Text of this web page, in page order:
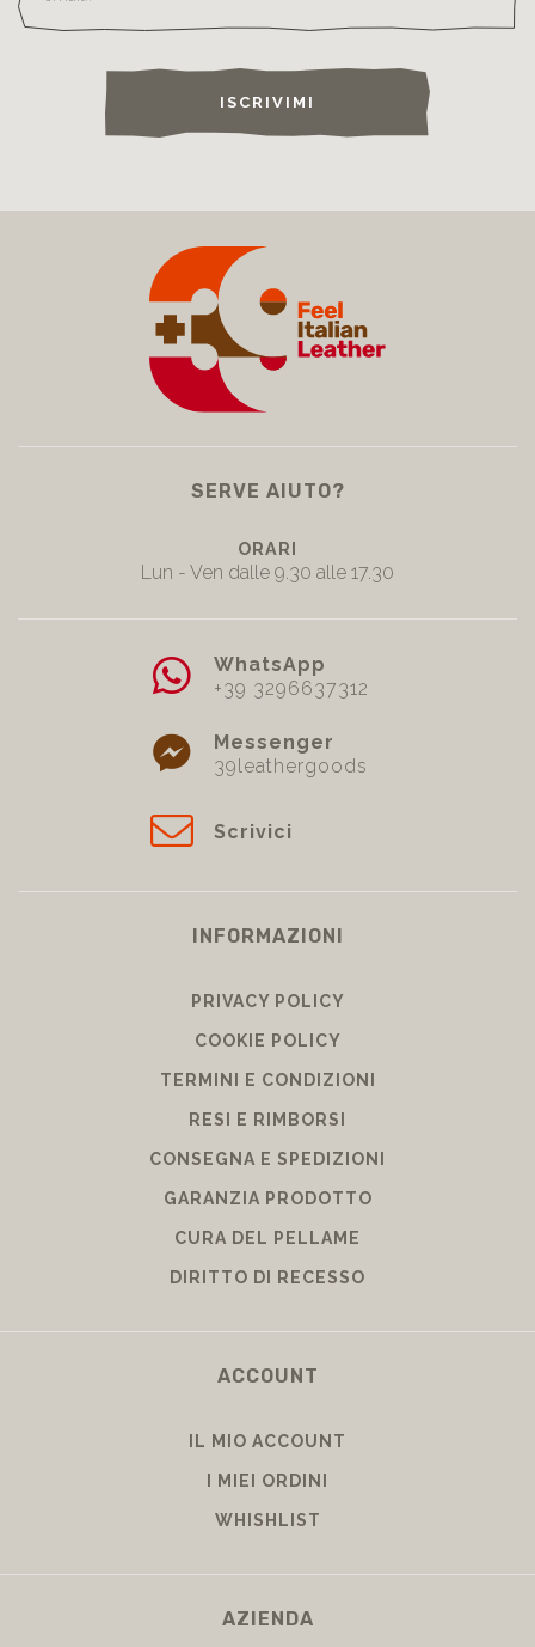
ISCRIVIMI
SERVE AIUTO?
ORARI
Lun - Ven dalle 9.30 alle 17.30
WhatsApp
+39 3296637312
Messenger
39leathergoods
Scrivici
INFORMAZIONI
PRIVACY POLICY
COOKIE POLICY
TERMINI E CONDIZIONI
RESI E RIMBORSI
CONSEGNA E SPEDIZIONI
GARANZIA PRODOTTO
CURA DEL PELLAME
DIRITTO DI RECESSO
ACCOUNT
IL MIO ACCOUNT
I MIEI ORDINI
WHISHLIST
AZIENDA